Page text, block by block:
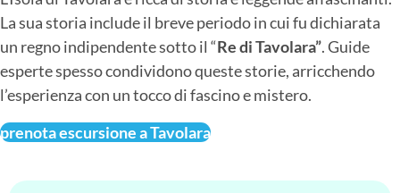
La sua storia include il breve periodo in cui fu dichiarata
un regno indipendente sotto il “Re di Tavolara”. Guide
esperte spesso condividono queste storie, arricchendo
l’esperienza con un tocco di fascino e mistero.
prenota escursione a Tavolara